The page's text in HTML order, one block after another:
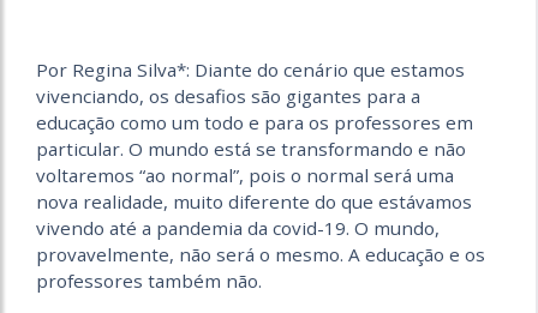
Por Regina Silva*: Diante do cenário que estamos
vivenciando, os desafios são gigantes para a
educação como um todo e para os professores em
particular. O mundo está se transformando e não
voltaremos “ao normal”, pois o normal será uma
nova realidade, muito diferente do que estávamos
vivendo até a pandemia da covid-19. O mundo,
provavelmente, não será o mesmo. A educação e os
professores também não.